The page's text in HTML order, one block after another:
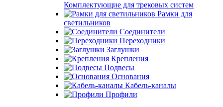
Комплектующие для трековых систем
Рамки для
светильников
Соединители
Переходники
Заглушки
Крепления
Подвесы
Основания
Кабель-каналы
Профили